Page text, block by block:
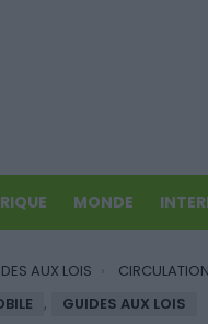
MONDE
AUX LOIS
, GUIDES AUX LOIS